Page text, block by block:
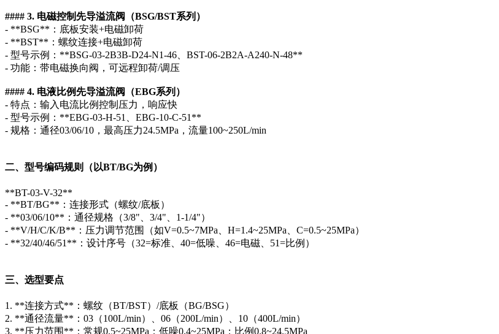
#### 3. 电磁控制先导溢流阀（BSG/BST系列）
- **BSG**：底板安装+电磁卸荷
- **BST**：螺纹连接+电磁卸荷
- 型号示例：**BSG-03-2B3B-D24-N1-46、BST-06-2B2A-A240-N-48**
- 功能：带电磁换向阀，可远程卸荷/调压
#### 4. 电液比例先导溢流阀（EBG系列）
- 特点：输入电流比例控制压力，响应快
- 型号示例：**EBG-03-H-51、EBG-10-C-51**
- 规格：通径03/06/10，最高压力24.5MPa，流量100~250L/min
二、型号编码规则（以BT/BG为例）
**BT-03-V-32**
- **BT/BG**：连接形式（螺纹/底板）
- **03/06/10**：通径规格（3/8"、3/4"、1-1/4"）
- **V/H/C/K/B**：压力调节范围（如V=0.5~7MPa、H=1.4~25MPa、C=0.5~25MPa）
- **32/40/46/51**：设计序号（32=标准、40=低噪、46=电磁、51=比例）
三、选型要点
1. **连接方式**：螺纹（BT/BST）/底板（BG/BSG）
2. **通径流量**：03（100L/min）、06（200L/min）、10（400L/min）
3. **压力范围**：常规0.5~25MPa；低噪0.4~25MPa；比例0.8~24.5MPa